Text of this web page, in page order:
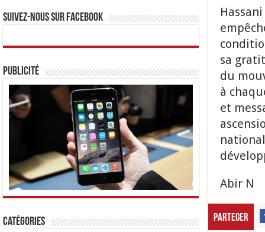
sa
du
à
et
Abir N
Parteger
Suivez-nous sur Facebook
Publicité
Catégories